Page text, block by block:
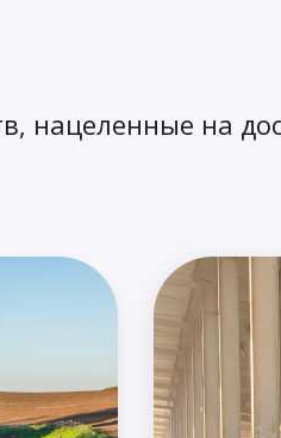
нацеленные на